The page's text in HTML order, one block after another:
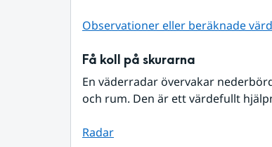
Observationer eller beräknade
Få koll på skurarna
En väderradar övervakar
och rum. Den är ett värdefullt
Radar